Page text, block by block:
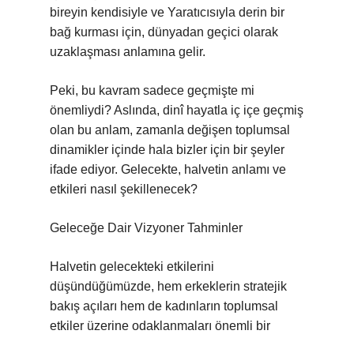
bireyin kendisiyle ve Yaratıcısıyla derin bir
bağ kurması için, dünyadan geçici olarak
uzaklaşması anlamına gelir.
Peki, bu kavram sadece geçmişte mi
önemliydi? Aslında, dinî hayatla iç içe geçmiş
olan bu anlam, zamanla değişen toplumsal
dinamikler içinde hala bizler için bir şeyler
ifade ediyor. Gelecekte, halvetin anlamı ve
etkileri nasıl şekillenecek?
Geleceğe Dair Vizyoner Tahminler
Halvetin gelecekteki etkilerini
düşündüğümüzde, hem erkeklerin stratejik
bakış açıları hem de kadınların toplumsal
etkiler üzerine odaklanmaları önemli bir